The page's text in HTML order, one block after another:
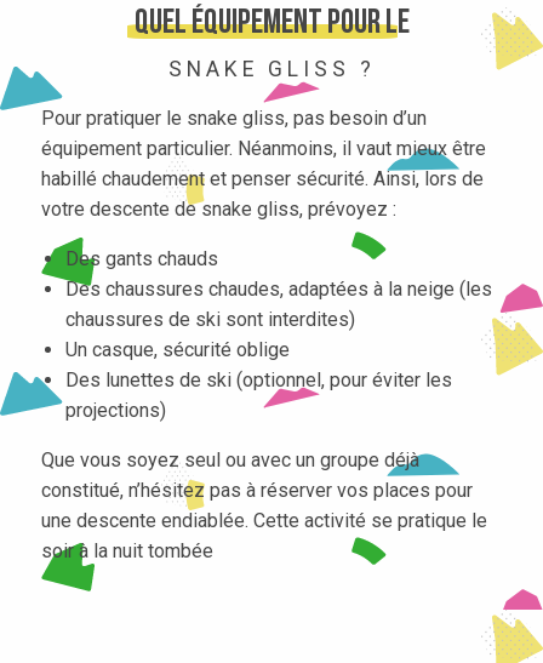
Quel équipement pour le
SNAKE GLISS ?
Pour pratiquer le snake gliss, pas besoin d’un
équipement particulier. Néanmoins, il vaut mieux être
habillé chaudement et penser sécurité. Ainsi, lors de
votre descente de snake gliss, prévoyez :
Des gants chauds
Des chaussures chaudes, adaptées à la neige (les
chaussures de ski sont interdites)
Un casque, sécurité oblige
Des lunettes de ski (optionnel, pour éviter les
projections)
Que vous soyez seul ou avec un groupe déjà
constitué, n’hésitez pas à réserver vos places pour
une descente endiablée. Cette activité se pratique le
soir à la nuit tombée